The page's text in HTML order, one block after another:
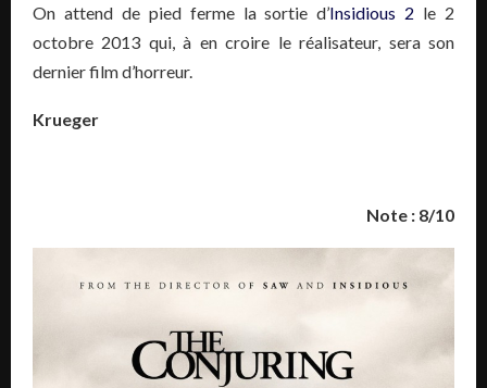
On attend de pied ferme la sortie d’Insidious 2 le 2
octobre 2013 qui, à en croire le réalisateur, sera son
dernier film d’horreur.
Krueger
Note : 8/10